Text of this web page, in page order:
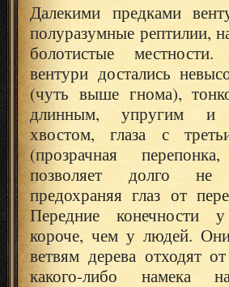
Далекими предками
полуразумные рептилии,
болотистые
вентури достались
(чуть выше гнома),
длинным, упругим и
хвостом, глаза с
(прозрачная
позволяет долго не
предохраняя глаз от
Передние конечности
короче, чем у людей.
ветвям дерева отходят
какого-либо намека